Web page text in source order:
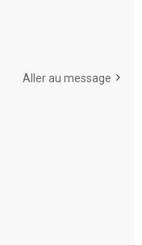
Aller au message